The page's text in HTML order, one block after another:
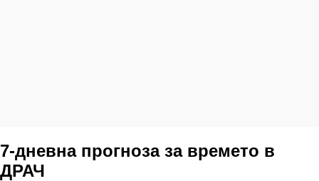
7-дневна прогноза за времето в
ДРАЧ